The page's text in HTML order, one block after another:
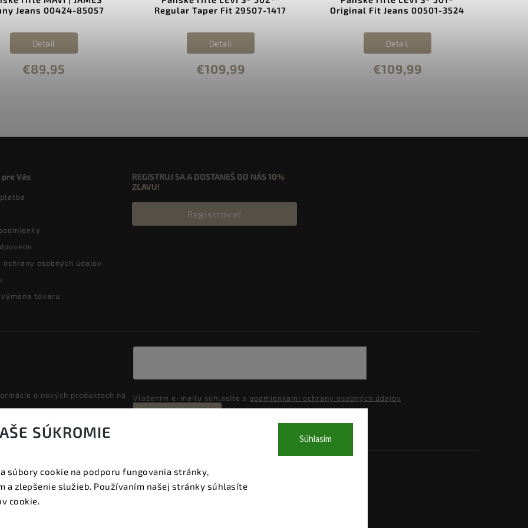
SÚKROMIE
súbory cookie na podporu fungovania stránky,
a zlepšenie služieb. Používaním našej stránky súhlasíte
cookie.
Súhlasím
Jeans 00424-85057
€89,95
Detail
Regular Taper Fit 29507-1417
€109,99
Detail
Original Fit Jeans 00501-3524
€109,99
Detail
Vás
ochrany osobných údajov
tovaru
REGISTRUJ SA A DOSTANEŠ OD NÁS10%
ZĽAVU!
Registrovať
o nových produktoch na
Vložením e-mailu súhlasíte s podmienkami ochrany osobných údajov
Copyright 2026 Vyzeraj dobre. Všetky práva vyhradené.
Upraviť nastavenie cookies